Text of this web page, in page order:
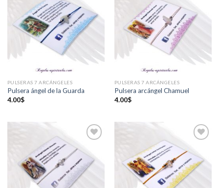
a la
lista de
deseos
PULSERAS 7 ARCÁNGELES
Pulsera ángel de la Guarda
4.00$
lista de
deseos
PULSERAS 7 ARCÁNGELES
Pulsera arcángel Chamuel
4.00$
a la
lista de
deseos
lista de
deseos